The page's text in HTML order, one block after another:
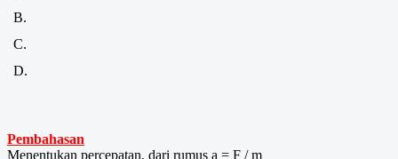
B.
C.
D.
Pembahasan
Menentukan percepatan, dari rumus a = F / m